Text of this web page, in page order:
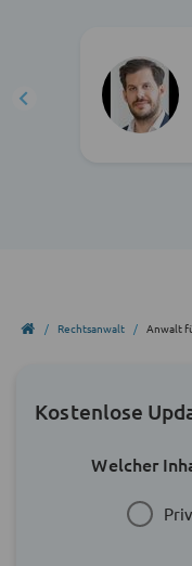
Rechtsanwalt Anwalt
Kostenlose
Welcher